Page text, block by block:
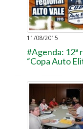
11/08/2015
#Agenda: 12ª
“Copa Auto